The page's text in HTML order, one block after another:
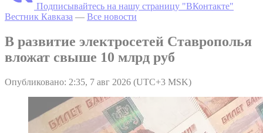
Подписывайтесь на нашу страницу "ВКонтакте"
Вестник Кавказа — Все новости
В развитие электросетей Ставрополья
вложат свыше 10 млрд руб
Опубликовано: 2:35, 7 авг 2026 (UTC+3 MSK)